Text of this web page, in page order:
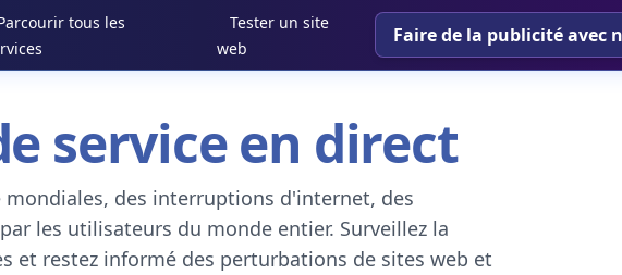
tous les
Tester un site
web
Faire de la publicité avec
service en direct
des interruptions d'internet, des
les utilisateurs du monde entier. Surveillez la
et restez informé des perturbations de sites web et